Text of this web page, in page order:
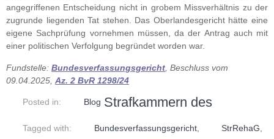
angegriffenen Entscheidung nicht in grobem Missverhältnis zu der
zugrunde liegenden Tat stehen. Das Oberlandesgericht hätte eine
eigene Sachprüfung vornehmen müssen, da der Antrag auch mit
einer politischen Verfolgung begründet worden war.
Fundstelle: Bundesverfassungsgericht , Beschluss vom
09.04.2025, Az. 2 BvR 1298/24
Posted in: Blog
Tagged with: Bundesverfassungsgericht, StrRehaG,
Strafkammern des